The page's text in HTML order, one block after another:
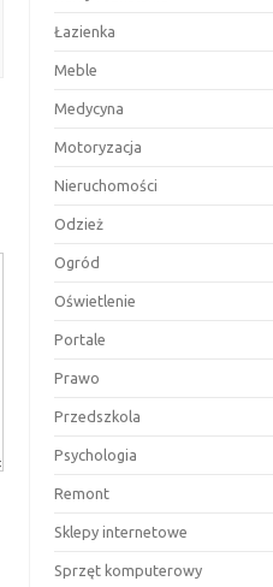
Łazienka
Meble
Medycyna
Motoryzacja
Nieruchomości
Odzież
Ogród
Oświetlenie
Portale
Prawo
Przedszkola
Psychologia
Remont
Sklepy internetowe
Sprzęt komputerowy